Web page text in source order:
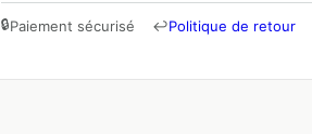
🔒Paiement sécurisé ↩Politique de retour